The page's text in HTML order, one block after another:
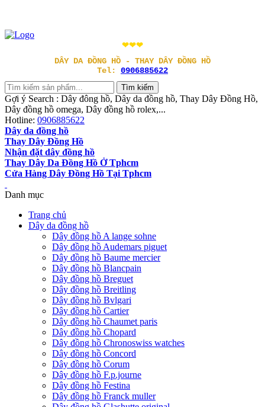
❤❤❤
DÂY DA ĐỒNG HỒ - THAY DÂY ĐỒNG HỒ
Tel: 0906885622
Gợi ý Search : Dây đông hồ, Dây da đồng hồ, Thay Dây Đồng Hồ,
Dây đồng hồ omega, Dây đồng hồ rolex,...
Hotline: 0906885622
Dây da đồng hồ
Thay Dây Đồng Hồ
Nhận đặt dây đồng hồ
Thay Dây Da Đồng Hồ Ở Tphcm
Cửa Hàng Dây Đồng Hồ Tại Tphcm
Danh mục
Trang chủ
Dây da đồng hồ
Dây đồng hồ A lange sohne
Dây đồng hồ Audemars piguet
Dây đồng hồ Baume mercier
Dây đồng hồ Blancpain
Dây đồng hồ Breguet
Dây đồng hồ Breitling
Dây đồng hồ Bvlgari
Dây đồng hồ Cartier
Dây đồng hồ Chaumet paris
Dây đồng hồ Chopard
Dây đồng hồ Chronoswiss watches
Dây đồng hồ Concord
Dây đồng hồ Corum
Dây đồng hồ F.p.journe
Dây đồng hồ Festina
Dây đồng hồ Franck muller